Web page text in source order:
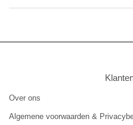
Over ons
Algemene voorwaarden &